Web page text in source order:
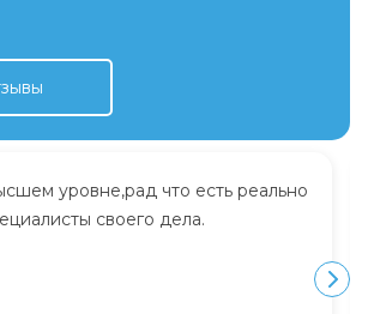
уровне,рад что есть реально
своего дела.